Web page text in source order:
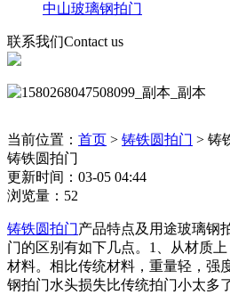
中山玻璃钢拍门
联系我们Contact us
当前位置： 首页 > 铸铁圆拍门 > 铸
铸铁圆拍门
更新时间：03-05 04:44
浏览量：52
铸铁圆拍门产品特点及用途玻璃钢
门的区别有如下几点。1、从材质
材料。相比传统材料，重量轻，强
钢拍门水头损失比传统拍门小太多